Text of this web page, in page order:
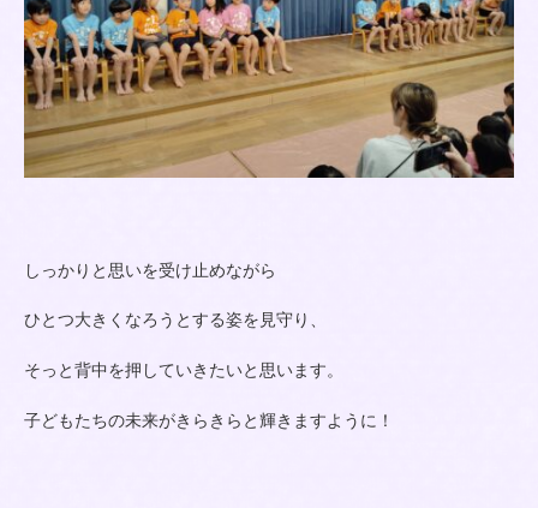
しっかりと思いを受け止めながら
ひとつ大きくなろうとする姿を見守り、
そっと背中を押していきたいと思います。
子どもたちの未来がきらきらと輝きますように！